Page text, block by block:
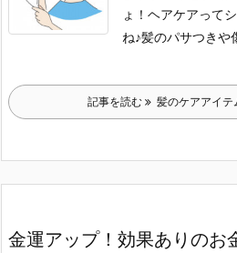
ょ！ ヘアケアって
ね♪髪のパサつきや
記事を読む 髪のケアアイテ
金運アップ！効果ありのお